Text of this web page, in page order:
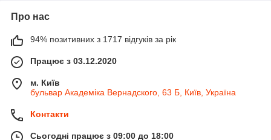
Про нас
94% позитивних з 1717 відгуків за рік
Працює з 03.12.2020
м. Київ
бульвар Академіка Вернадского, 63 Б, Київ, Україна
Контакти
Сьогодні працює з 09:00 до 18:00